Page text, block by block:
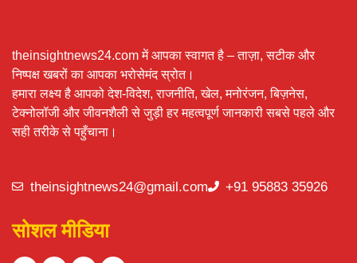
theinsightnews24.com में आपका स्वागत है – ताज़ा, सटीक और
निष्पक्ष खबरों का आपका भरोसेमंद स्रोत।
हमारा लक्ष्य है आपको देश-विदेश, राजनीति, खेल, मनोरंजन, बिज़नेस,
टेक्नोलॉजी और जीवनशैली से जुड़ी हर महत्वपूर्ण जानकारी सबसे पहले और
सही तरीके से पहुँचाना।
theinsightnews24@gmail.com +91 95883 35926
सोशल मीडिया